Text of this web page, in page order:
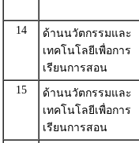
14
ด้านนวัตกรรมและ
เทคโนโลยีเพื่อการ
เรียนการสอน
15
ด้านนวัตกรรมและ
เทคโนโลยีเพื่อการ
เรียนการสอน